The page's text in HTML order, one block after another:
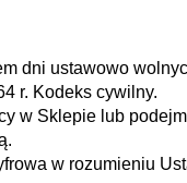
dni ustawowo
r. Kodeks cywilny.
w Sklepie lub
w rozumieniu